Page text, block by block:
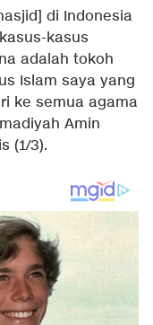
di Indonesia
kasus
adalah tokoh
Islam saya yang
ke semua agama
Amin
(1/3).